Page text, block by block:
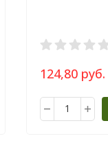
124,80 руб.